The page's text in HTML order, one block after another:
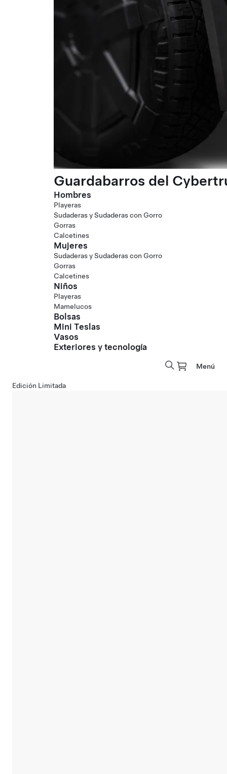
Guardabarros del
Hombres
Playeras
Sudaderas y Sudaderas con Gorro
Gorras
Calcetines
Mujeres
Sudaderas y Sudaderas con Gorro
Gorras
Calcetines
Niños
Playeras
Mamelucos
Bolsas
Mini Teslas
Vasos
Exteriores y tecnología
Menú
Edición Limitada